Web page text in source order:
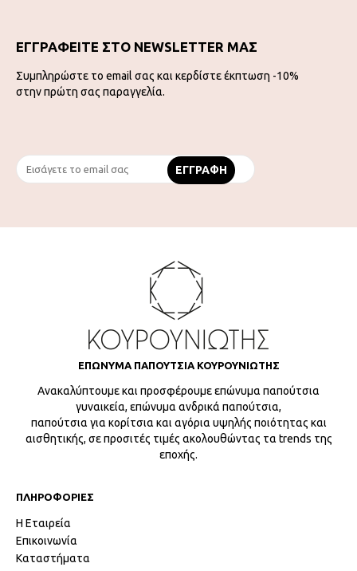
ΕΓΓΡΑΦΕΙΤΕ ΣΤΟ NEWSLETTER ΜΑΣ
Συμπληρώστε το email σας και κερδίστε έκπτωση -10%
στην πρώτη σας παραγγελία.
ΕΠΩΝΥΜΑ ΠΑΠΟΥΤΣΙΑ ΚΟΥΡΟΥΝΙΩΤΗΣ
Ανακαλύπτουμε και προσφέρουμε επώνυμα παπούτσια
γυναικεία, επώνυμα ανδρικά παπούτσια,
παπούτσια για κορίτσια και αγόρια υψηλής ποιότητας και
αισθητικής, σε προσιτές τιμές ακολουθώντας τα trends της
εποχής.
ΠΛΗΡΟΦΟΡΙΕΣ
Η Εταιρεία
Επικοινωνία
Καταστήματα